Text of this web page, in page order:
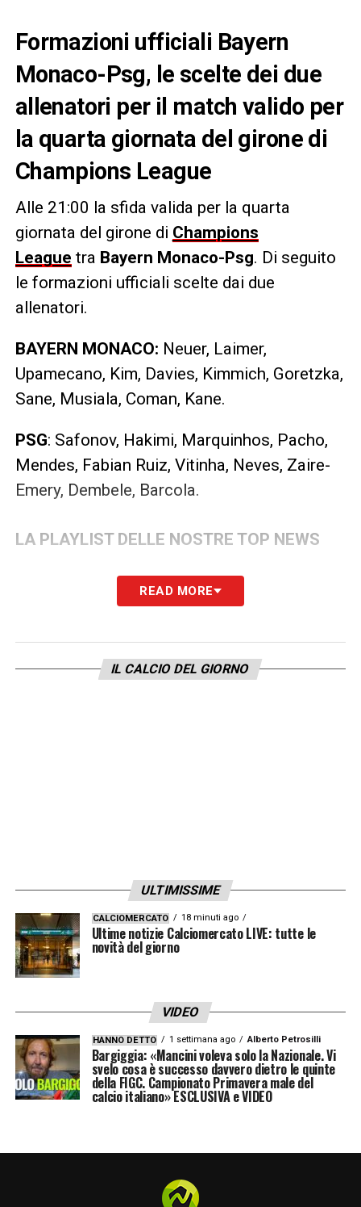
Formazioni ufficiali Bayern
Monaco-Psg, le scelte dei due
allenatori per il match valido per
la quarta giornata del girone di
Champions League
Alle 21:00 la sfida valida per la quarta
giornata del girone di Champions
League tra Bayern Monaco-Psg. Di seguito
le formazioni ufficiali scelte dai due
allenatori.
BAYERN MONACO: Neuer, Laimer,
Upamecano, Kim, Davies, Kimmich, Goretzka,
Sane, Musiala, Coman, Kane.
PSG: Safonov, Hakimi, Marquinhos, Pacho,
Mendes, Fabian Ruiz, Vitinha, Neves, Zaire-
Emery, Dembele, Barcola.
LA PLAYLIST DELLE NOSTRE TOP NEWS
READ MORE
IL CALCIO DEL GIORNO
ULTIMISSIME
CALCIOMERCATO 18 minuti ago
Ultime notizie Calciomercato LIVE: tutte le
novità del giorno
VIDEO
HANNO DETTO 1 settimana ago Alberto Petrosilli
Bargiggia: «Mancini voleva solo la Nazionale. Vi
svelo cosa è successo davvero dietro le quinte
della FIGC. Campionato Primavera male del
calcio italiano» ESCLUSIVA e VIDEO